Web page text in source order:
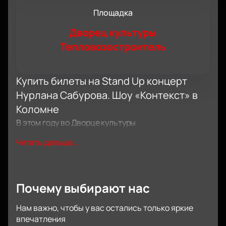
Площадка
Дворец культуры
Тепловозостроитель
Купить билеты на Stand Up концерт
Нурлана Сабурова. Шоу «Контекст» в
Коломне
В этом году во Дворце культуры
участием Нурлана Сабурова. На нашем сайте
Дата и место проведения
Концерт состоится 9 декабря в Коломне по адресу:
улица Октябрьской революции, дом 324. Время
начала уточняется. Продолжительность
Читать дальше...
Почему выбирают нас
Нам важно, чтобы у вас остались только яркие
впечатления